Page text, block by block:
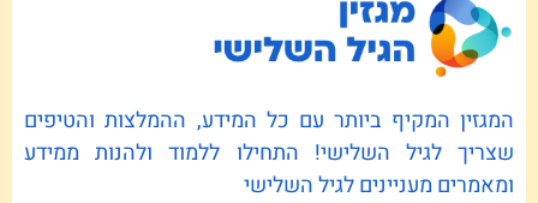
המגזין המקיף ביותר עם כל המידע, ההמלצות והטיפים
שצריך לגיל השלישי! התחילו ללמוד ולהנות ממידע
ומאמרים מעניינים לגיל השלישי